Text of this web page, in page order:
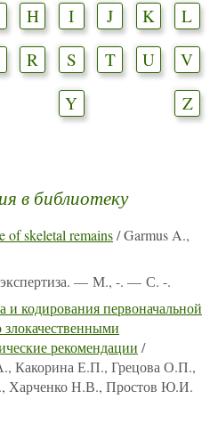
H I J K
L
R S T U
V
Y Z
в библиотеку
of skeletal remains/ Garmus A.,
экспертиза. — М., -. — С. -.
кодирования первоначальной
рекомендации /
Какорина Е.П., Грецова О.П.,
Харченко Н.В., Простов Ю.И.